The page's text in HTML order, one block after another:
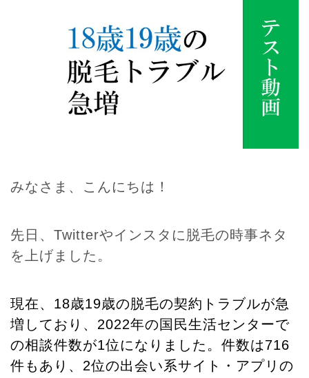
みなさま、こんにちは！
先日、Twitterやインスタに脱毛の時事ネタ
を上げました。
現在、18歳19歳の脱毛の契約トラブルが急
増しており、2022年の国民生活センターで
の相談件数が1位になりました。件数は716
件もあり、2位の出会い系サイト・アプリの